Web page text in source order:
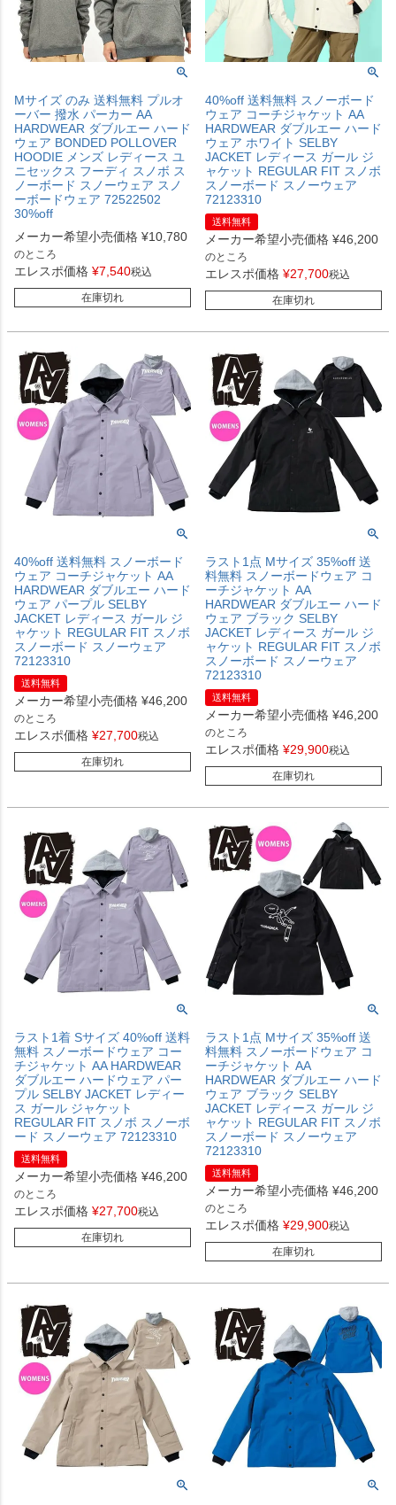
Mサイズ のみ 送料無料 プルオ
ーバー 撥水 パーカー AA
HARDWEAR ダブルエー ハード
ウェア BONDED POLLOVER
HOODIE メンズ レディース ユ
ニセックス フーディ スノボ ス
ノーボード スノーウェア スノ
ーボードウェア 72522502
30%off
メーカー希望小売価格 ¥10,780
のところ
エレスポ価格 ¥7,540税込
在庫切れ
40%off 送料無料 スノーボード
ウェア コーチジャケット AA
HARDWEAR ダブルエー ハード
ウェア ホワイト SELBY
JACKET レディース ガール ジ
ャケット REGULAR FIT スノボ
スノーボード スノーウェア
72123310
送料無料
メーカー希望小売価格 ¥46,200
のところ
エレスポ価格 ¥27,700税込
在庫切れ
40%off 送料無料 スノーボード
ウェア コーチジャケット AA
HARDWEAR ダブルエー ハード
ウェア パープル SELBY
JACKET レディース ガール ジ
ャケット REGULAR FIT スノボ
スノーボード スノーウェア
72123310
送料無料
メーカー希望小売価格 ¥46,200
のところ
エレスポ価格 ¥27,700税込
在庫切れ
ラスト1点 Mサイズ 35%off 送
料無料 スノーボードウェア コ
ーチジャケット AA
HARDWEAR ダブルエー ハード
ウェア ブラック SELBY
JACKET レディース ガール ジ
ャケット REGULAR FIT スノボ
スノーボード スノーウェア
72123310
送料無料
メーカー希望小売価格 ¥46,200
のところ
エレスポ価格 ¥29,900税込
在庫切れ
ラスト1着 Sサイズ 40%off 送料
無料 スノーボードウェア コー
チジャケット AA HARDWEAR
ダブルエー ハードウェア パー
プル SELBY JACKET レディー
ス ガール ジャケット
REGULAR FIT スノボ スノーボ
ード スノーウェア 72123310
送料無料
メーカー希望小売価格 ¥46,200
のところ
エレスポ価格 ¥27,700税込
在庫切れ
ラスト1点 Mサイズ 35%off 送
料無料 スノーボードウェア コ
ーチジャケット AA
HARDWEAR ダブルエー ハード
ウェア ブラック SELBY
JACKET レディース ガール ジ
ャケット REGULAR FIT スノボ
スノーボード スノーウェア
72123310
送料無料
メーカー希望小売価格 ¥46,200
のところ
エレスポ価格 ¥29,900税込
在庫切れ